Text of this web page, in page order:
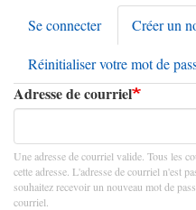
Onglets
principaux
Se connecter Créer un
Réinitialiser votre mot de
Adresse de courriel
Une adresse de courriel valide. Tous les
cette adresse. L'adresse de courriel n'est
souhaitez recevoir un nouveau mot de
courriel.